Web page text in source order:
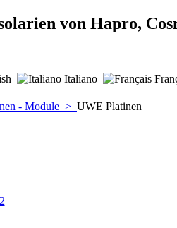
von Hapro,
Italiano
- Module > UWE Platinen